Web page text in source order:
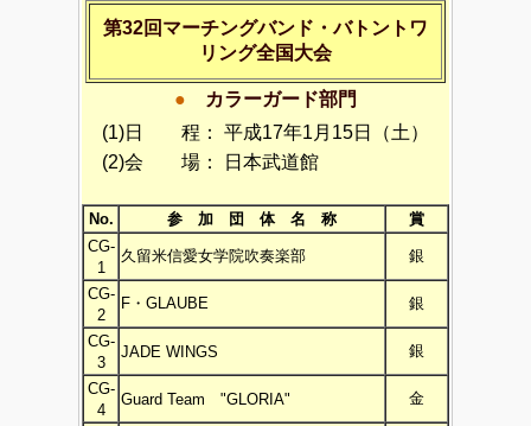
第32回マーチングバンド・バトントワ
リング全国大会
●
カラーガード部門
(1)日 程：
平成17年1月15日（土）
(2)会 場：
日本武道館
No. 参 加 団 体 名 称
賞
CG-
1
久留米信愛女学院吹奏楽部 銀
CG-
2
F・GLAUBE 銀
CG-
3
JADE WINGS 銀
CG-
4
Guard Team "GLORIA" 金